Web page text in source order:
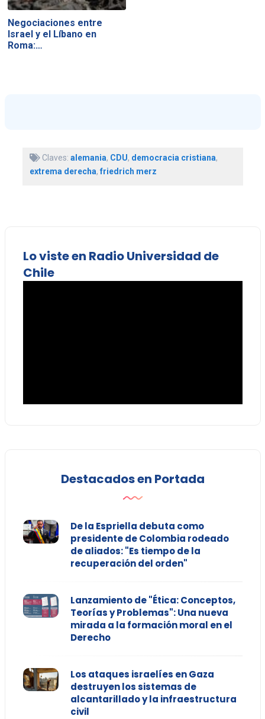
Negociaciones entre
Israel y el Líbano en
Roma:…
Claves: alemania, CDU, democracia cristiana,
extrema derecha,friedrich merz
Lo viste en Radio Universidad de
Chile
Destacados en Portada
De la Espriella debuta como
presidente de Colombia rodeado
de aliados: "Es tiempo de la
recuperación del orden"
Lanzamiento de "Ética: Conceptos,
Teorías y Problemas": Una nueva
mirada a la formación moral en el
Derecho
Los ataques israelíes en Gaza
destruyen los sistemas de
alcantarillado y la infraestructura
civil